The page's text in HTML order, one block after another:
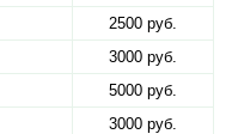
2500 руб.
3000 руб.
5000 руб.
3000 руб.